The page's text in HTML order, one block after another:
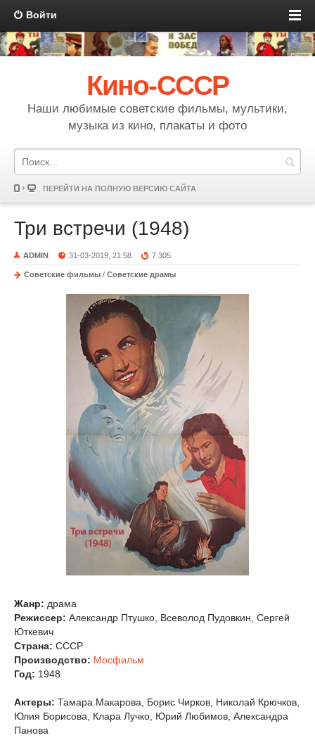
Войти
Кино-СССР
Наши любимые советские фильмы, мультики,
музыка из кино, плакаты и фото
ПЕРЕЙТИ НА ПОЛНУЮ ВЕРСИЮ САЙТА
Три встречи (1948)
ADMIN 31-03-2019, 21:58 7 305
Советские фильмы / Советские драмы
Жанр: драма
Режиссер: Александр Птушко, Всеволод Пудовкин, Сергей
Юткевич
Страна: СССР
Производство: Мосфильм
Год: 1948
Актеры: Тамара Макарова, Борис Чирков, Николай Крючков,
Юлия Борисова, Клара Лучко, Юрий Любимов, Александра
Панова